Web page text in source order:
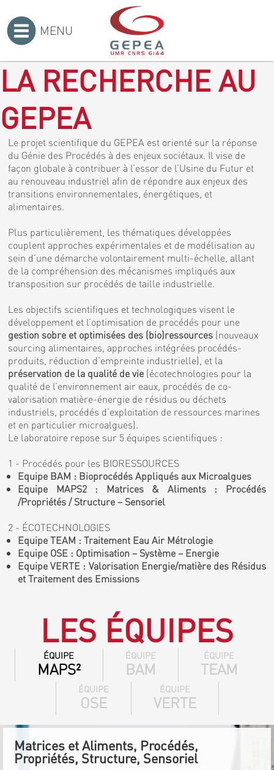
MENU
LA RECHERCHE AU
GEPEA
Le projet scientifique du GEPEA est orienté sur la réponse
du Génie des Procédés à des enjeux sociétaux. Il vise de
façon globale à contribuer à l’essor de l’Usine du Futur et
au renouveau industriel afin de répondre aux enjeux des
transitions environnementales, énergétiques, et
alimentaires.
Plus particulièrement, les thématiques développées
couplent approches expérimentales et de modélisation au
sein d’une démarche volontairement multi-échelle, allant
de la compréhension des mécanismes impliqués aux
transposition sur procédés de taille industrielle.
Les objectifs scientifiques et technologiques visent le
développement et l’optimisation de procédés pour une
gestion sobre et optimisées des (bio)ressources (nouveaux
sourcing alimentaires, approches intégrées procédés-
produits, réduction d’empreinte industrielle), et la
préservation de la qualité de vie (écotechnologies pour la
qualité de l’environnement air eaux, procédés de co-
valorisation matière-énergie de résidus ou déchets
industriels, procédés d’exploitation de ressources marines
et en particulier microalgues).
Le laboratoire repose sur 5 équipes scientifiques :
1 - Procédés pour les BIORESSOURCES
Equipe BAM : Bioprocédés Appliqués aux Microalgues
Equipe MAPS2 : Matrices & Aliments : Procédés
/Propriétés / Structure – Sensoriel
2 - ÉCOTECHNOLOGIES
Equipe TEAM : Traitement Eau Air Métrologie
Equipe OSE : Optimisation – Système – Energie
Equipe VERTE : Valorisation Energie/matière des Résidus
et Traitement des Emissions
LES ÉQUIPES
ÉQUIPE
MAPS²
ÉQUIPE
BAM
ÉQUIPE
TEAM
ÉQUIPE
OSE
ÉQUIPE
VERTE
Matrices et Aliments, Procédés,
Propriétés, Structure, Sensoriel